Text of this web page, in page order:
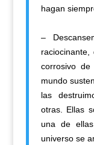
hagan
–
corrosivo
mundo
las
otras. Ellas
una de
universo se